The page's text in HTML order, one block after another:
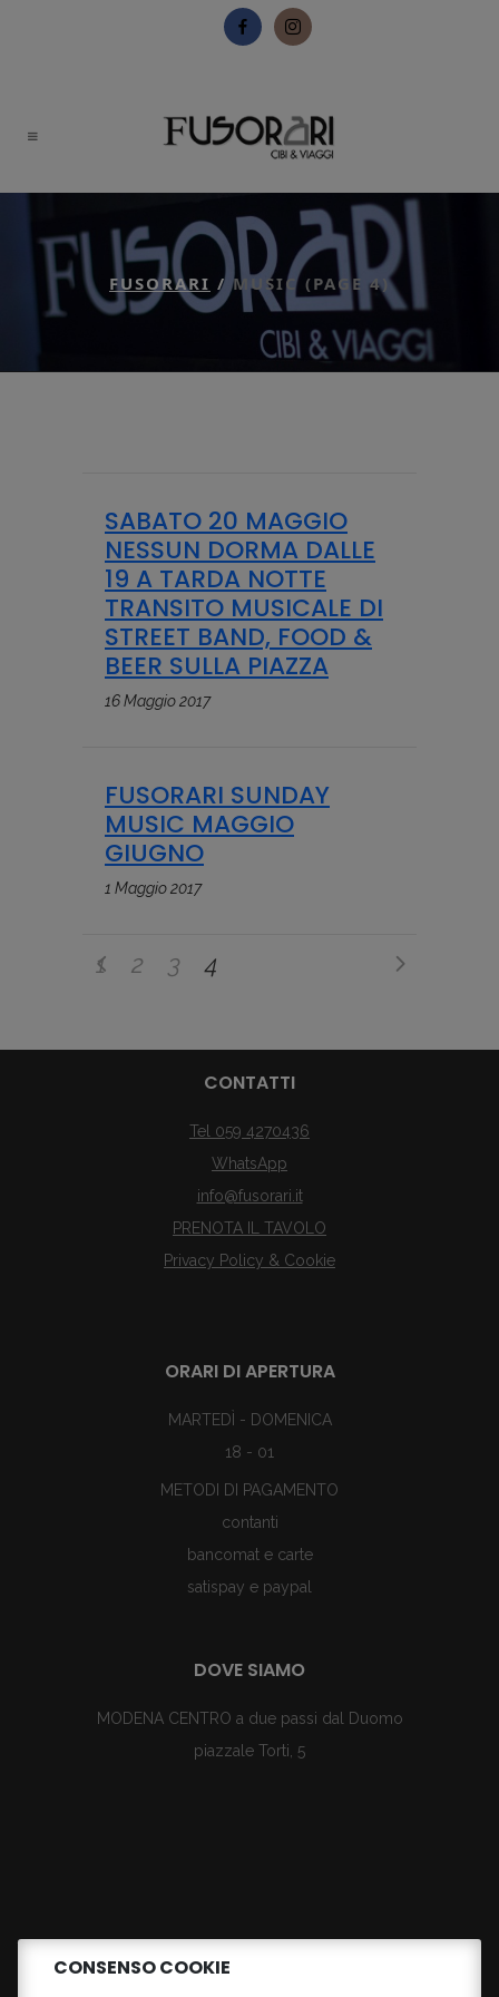
FUSORARI /MUSIC(PAGE 4)
SABATO 20 MAGGIO
NESSUN DORMA DALLE
19 A TARDA NOTTE
TRANSITO MUSICALE DI
STREET BAND, FOOD &
BEER SULLA PIAZZA
16 Maggio 2017
FUSORARI SUNDAY
MUSIC MAGGIO
GIUGNO
1 Maggio 2017
1 2 3 4
CONTATTI
Tel 059 4270436
WhatsApp
info@fusorari.it
PRENOTA IL TAVOLO
Privacy Policy & Cookie
ORARI DI APERTURA
MARTEDÌ - DOMENICA
18 - 01
METODI DI PAGAMENTO
contanti
bancomat e carte
satispay e paypal
DOVE SIAMO
MODENA CENTRO a due passi dal Duomo
piazzale Torti, 5
CONSENSO COOKIE